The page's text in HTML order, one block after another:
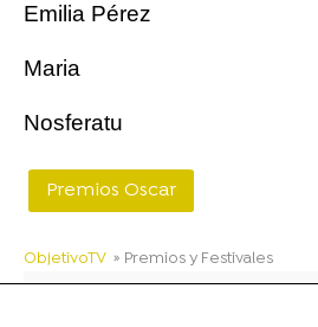
Emilia Pérez
Maria
Nosferatu
Premios Oscar
ObjetivoTV » Premios y Festivales